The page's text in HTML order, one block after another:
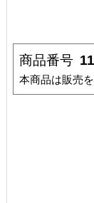
商品番号
本商品は販売